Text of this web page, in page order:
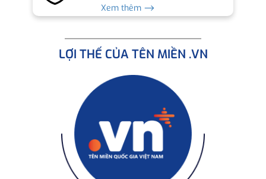
Xem thêm ⟶
LỢI THẾ CỦA TÊN MIỀN .VN